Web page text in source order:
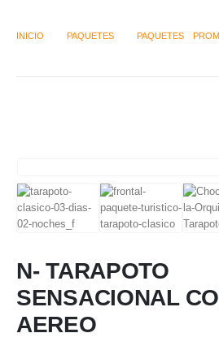
INICIO PAQUETES PAQUETES
N- TARAPOTO
SENSACIONAL
AEREO